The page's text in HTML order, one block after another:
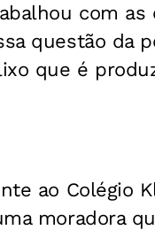
com as
questão da
que é
ao Colégio
moradora